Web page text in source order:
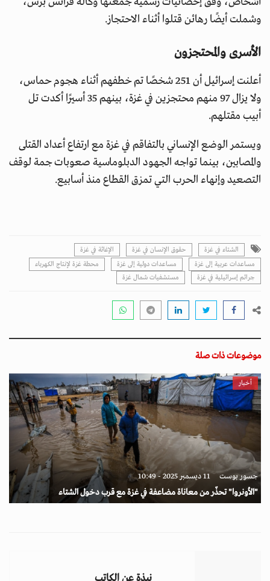
وشملت أيضًا رهائن قتلوا أثناء الاحتجاز.
الأسرى والمحتجزون
أعلنت إسرائيل أن 251 شخصًا تم خطفهم أثناء هجوم حماس،
ولا يزال 97 منهم محتجزين في غزة، بينهم 35 أسيرًا أكدت تل
أبيب مقتلهم.
ويستمر الوضع الإنساني بالتفاقم في غزة مع ارتفاع أعداد القتلى
والمصابين، بينما تواجه الجهود الدبلوماسية صعوبات جمة لوقف
التصعيد وإنهاء الحرب التي تمزق القطاع منذ أسابيع.
الشتاء في غزة حقوق الإنسان في غزة
الإغاثة في غزة
مساعدات عربية إلى غزة
مساعدات دولية إلى غزة
محطة غزة لإنتاج الكهرباء
جرائم إسرائيلية في غزة
مستشفيات شمال غزة
موضوعات ذات صلة
أخبار
جسور بوست 11 ديسمبر 2025 - 10:49
"الأونروا" تحذّر من معاناة مضاعفة في غزة مع قرب دخول الشتاء
نبذة عن الكاتب